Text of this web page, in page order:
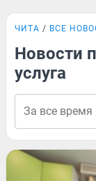
ЧИТА ВСЕ
Новости
услуга